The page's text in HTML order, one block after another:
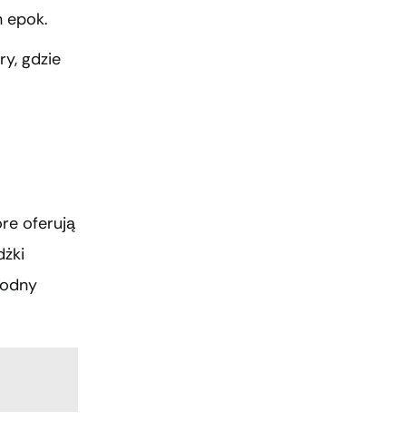
epok.
gdzie
oferują